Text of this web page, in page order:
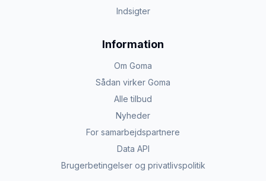
Indsigter
Information
Om Goma
Sådan virker Goma
Alle tilbud
Nyheder
For samarbejdspartnere
Data API
Brugerbetingelser og privatlivspolitik